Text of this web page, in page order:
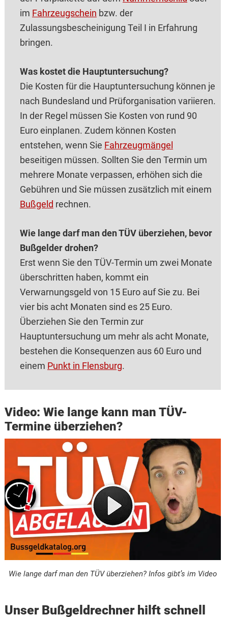
im Fahrzeugschein bzw. der
Zulassungsbescheinigung Teil I in Erfahrung
bringen.
Was kostet die Hauptuntersuchung?
Die Kosten für die Hauptuntersuchung können je
nach Bundesland und Prüforganisation variieren.
In der Regel müssen Sie Kosten von rund 90
Euro einplanen. Zudem können Kosten
entstehen, wenn Sie Fahrzeugmängel
beseitigen müssen. Sollten Sie den Termin um
mehrere Monate verpassen, erhöhen sich die
Gebühren und Sie müssen zusätzlich mit einem
Bußgeld rechnen.
Wie lange darf man den TÜV überziehen, bevor
Bußgelder drohen?
Erst wenn Sie den TÜV-Termin um zwei Monate
überschritten haben, kommt ein
Verwarnungsgeld von 15 Euro auf Sie zu. Bei
vier bis acht Monaten sind es 25 Euro.
Überziehen Sie den Termin zur
Hauptuntersuchung um mehr als acht Monate,
bestehen die Konsequenzen aus 60 Euro und
einem Punkt in Flensburg.
Video: Wie lange kann man TÜV-
Termine überziehen?
Wie lange darf man den TÜV überziehen? Infos gibt’s im Video
Unser Bußgeldrechner hilft schnell